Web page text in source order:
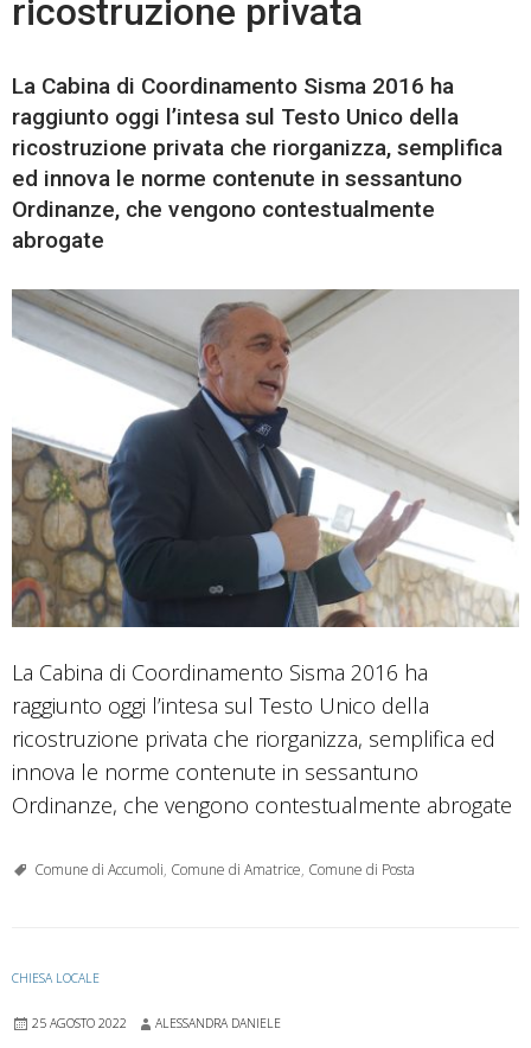
ricostruzione privata
La Cabina di Coordinamento Sisma 2016 ha
raggiunto oggi l’intesa sul Testo Unico della
ricostruzione privata che riorganizza, semplifica
ed innova le norme contenute in sessantuno
Ordinanze, che vengono contestualmente
abrogate
La Cabina di Coordinamento Sisma 2016 ha
raggiunto oggi l’intesa sul Testo Unico della
ricostruzione privata che riorganizza, semplifica ed
innova le norme contenute in sessantuno
Ordinanze, che vengono contestualmente abrogate
Comune di Accumoli, Comune di Amatrice, Comune di Posta
CHIESA LOCALE
25 AGOSTO 2022 ALESSANDRA DANIELE